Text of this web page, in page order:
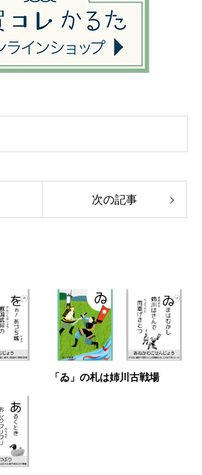
次の記事
「ゐ」の札は姉川古戦場